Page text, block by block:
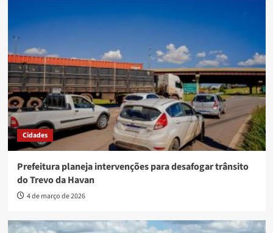
Cidades
Prefeitura planeja intervenções para desafogar trânsito
do Trevo da Havan
4 de março de 2026